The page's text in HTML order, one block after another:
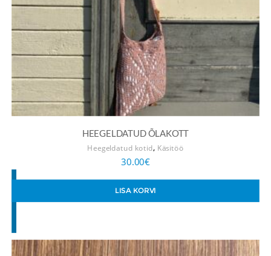
HEEGELDATUD ÕLAKOTT
Heegeldatud kotid, Käsitöö
30.00€
LISA KORVI